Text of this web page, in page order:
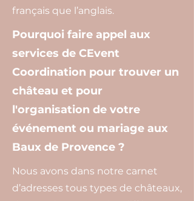
français que l’anglais.
Pourquoi faire appel aux
services de CEvent
Coordination pour trouver un
château et pour
l'organisation de votre
événement ou mariage aux
Baux de Provence ?
Nous avons dans notre carnet
d’adresses tous types de châteaux,